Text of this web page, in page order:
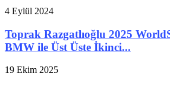
4 Eylül 2024
Toprak Razgatlıoğlu 2025
BMW ile Üst Üste İkinci...
19 Ekim 2025